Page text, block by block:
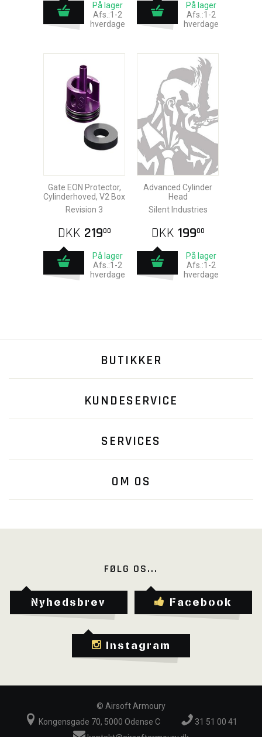
På lager
Afs.:1-2
hverdage
På lager
Afs.:1-2
hverdage
Gate EON Protector,
Cylinderhoved, V2 Box
Revision 3
DKK 21900
På lager
Afs.:1-2
hverdage
Advanced Cylinder
Head
Silent Industries
DKK 19900
På lager
Afs.:1-2
hverdage
BUTIKKER
KUNDESERVICE
SERVICES
OM OS
FØLG OS...
Nyhedsbrev Facebook
Instagram
© Airsoft Armoury
Kongensgade 70, 5000 Odense C
31 51 00 41